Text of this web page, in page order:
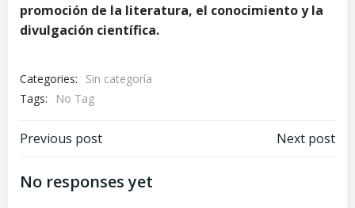
promoción de la literatura, el conocimiento y la
divulgación científica.
Categories:
Sin categoría
Tags:
No Tag
Post
navigation
Previous post Next post
No responses yet